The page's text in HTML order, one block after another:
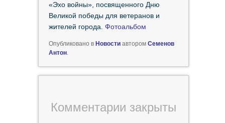
«Эхо войны», посвященного Дню
Великой победы для ветеранов и
жителей города. Фотоальбом
Опубликовано в Новостиавтором Семенов
Антон.
Комментарии закрыты